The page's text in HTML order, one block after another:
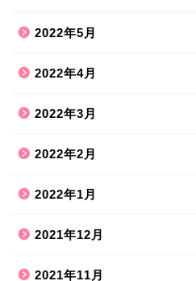
2022年5月
2022年4月
2022年3月
2022年2月
2022年1月
2021年12月
2021年11月